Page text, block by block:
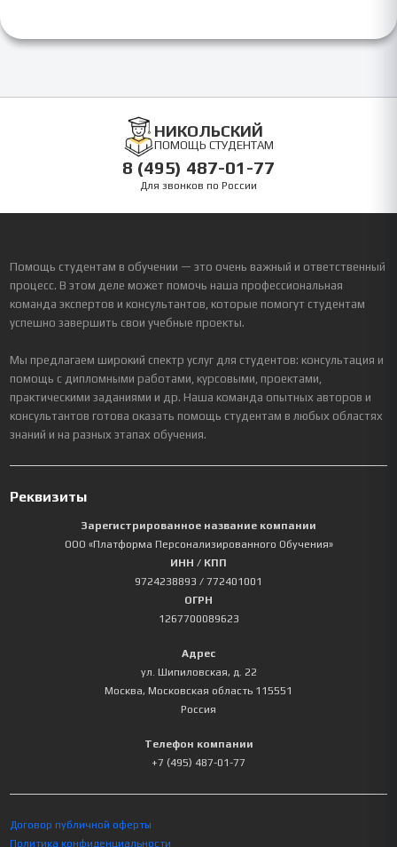
НИКОЛЬСКИЙ
ПОМОЩЬ СТУДЕНТАМ
8 (495) 487-01-77
Для звонков по России
Помощь студентам в обучении — это очень важный и ответственный
процесс. В этом деле может помочь наша профессиональная
команда экспертов и консультантов, которые помогут студентам
успешно завершить свои учебные проекты.
Мы предлагаем широкий спектр услуг для студентов: консультация и
помощь с дипломными работами, курсовыми, проектами,
практическими заданиями и др. Наша команда опытных авторов и
консультантов готова оказать помощь студентам в любых областях
знаний и на разных этапах обучения.
Реквизиты
Зарегистрированное название компании
ООО «Платформа Персонализированного Обучения»
ИНН / КПП
9724238893 / 772401001
ОГРН
1267700089623
Адрес
ул. Шипиловская, д. 22
Москва, Московская область 115551
Россия
Телефон компании
+7 (495) 487-01-77
Договор публичной оферты